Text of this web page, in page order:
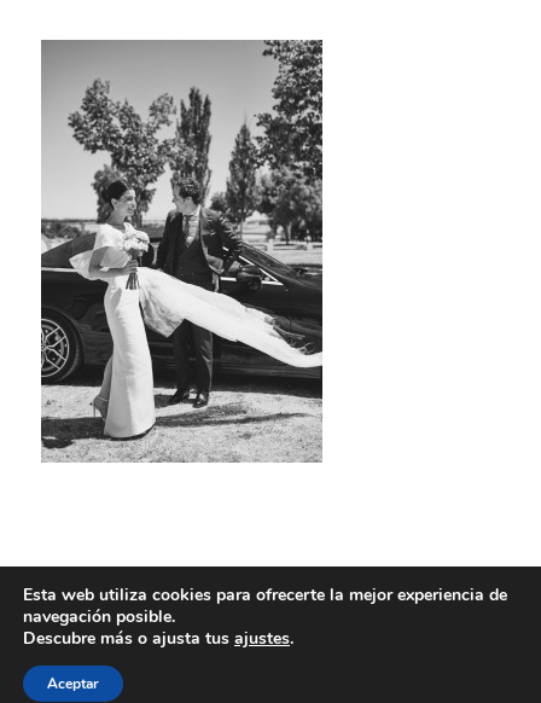
Esta web utiliza cookies para ofrecerte la mejor experiencia de
navegación posible.
Descubre más o ajusta tus ajustes.
Aceptar